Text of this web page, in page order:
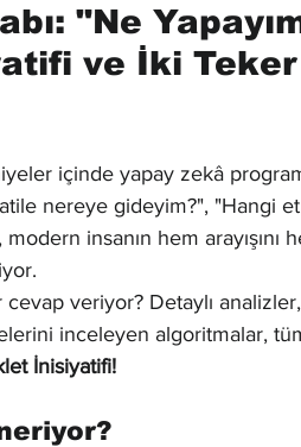
"Ne
ve İki
içinde yapay zekâ
nereye gideyim?", "Hangi
insanın hem arayışını
veriyor? Detaylı
inceleyen algoritmalar,
İnisiyatifi!